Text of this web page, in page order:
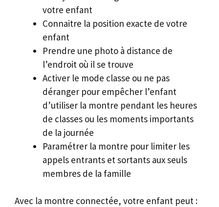
votre enfant
Connaitre la position exacte de votre
enfant
Prendre une photo à distance de
l’endroit où il se trouve
Activer le mode classe ou ne pas
déranger pour empêcher l’enfant
d’utiliser la montre pendant les heures
de classes ou les moments importants
de la journée
Paramétrer la montre pour limiter les
appels entrants et sortants aux seuls
membres de la famille
Avec la montre connectée, votre enfant peut :